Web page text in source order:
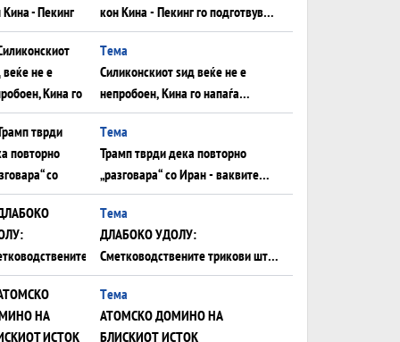
кон Кина - Пекинг го подготвува
Иран за американска копнена
инвазија
Tема
Силиконскиот ѕид веќе не е
непробоен, Кина го напаѓа
последниот голем монопол на
Западот?
Tема
Трамп тврди дека повторно
„разговара“ со Иран - ваквите
моменти се поопасни од
отворените закани
Tема
ДЛАБОКО УДОЛУ:
Сметководствените трикови што
го соборија ЕНРОН ги
применуваат гигантите за ВИ
Tема
АТОМСКО ДОМИНО НА
БЛИСКИОТ ИСТОК